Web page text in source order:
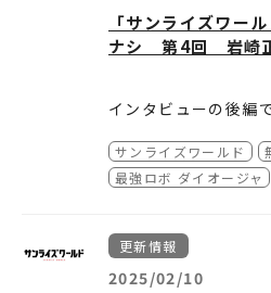
物販情報
ーーーーーーーーー
■新商品(オリジナル
【TOKYO、
O、SENDAI、
ます。
■T シャツプリント
「サンライズワー
ナシ 第4回 岩崎
インタビューの後編
しました。
どうぞご確認くださ
サンライズワールド
最強ロボ ダイオージャ
更新情報
2025/02/10